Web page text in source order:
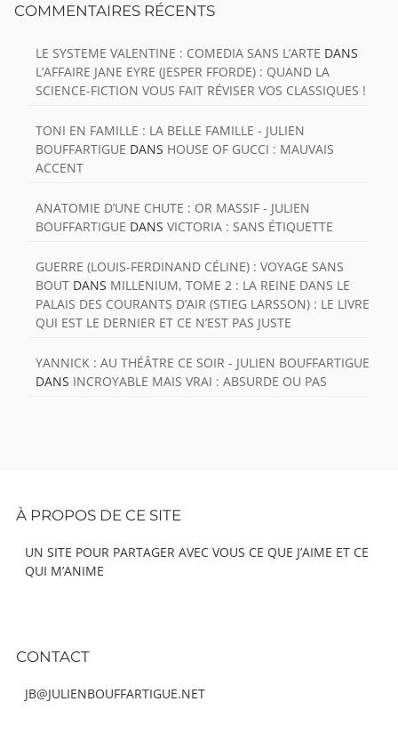
COMMENTAIRES RÉCENTS
LE SYSTEME VALENTINE : COMEDIA SANS L’ARTE DANS
L’AFFAIRE JANE EYRE (JESPER FFORDE) : QUAND LA
SCIENCE-FICTION VOUS FAIT RÉVISER VOS CLASSIQUES !
TONI EN FAMILLE : LA BELLE FAMILLE - JULIEN
BOUFFARTIGUE DANS HOUSE OF GUCCI : MAUVAIS
ACCENT
ANATOMIE D’UNE CHUTE : OR MASSIF - JULIEN
BOUFFARTIGUE DANS VICTORIA : SANS ÉTIQUETTE
GUERRE (LOUIS-FERDINAND CÉLINE) : VOYAGE SANS
BOUT DANS MILLENIUM, TOME 2 : LA REINE DANS LE
PALAIS DES COURANTS D’AIR (STIEG LARSSON) : LE LIVRE
QUI EST LE DERNIER ET CE N’EST PAS JUSTE
YANNICK : AU THÉÂTRE CE SOIR - JULIEN BOUFFARTIGUE
DANS INCROYABLE MAIS VRAI : ABSURDE OU PAS
Content
À PROPOS DE CE SITE
UN SITE POUR PARTAGER AVEC VOUS CE QUE J’AIME ET CE
QUI M’ANIME
CONTACT
JB@JULIENBOUFFARTIGUE.NET